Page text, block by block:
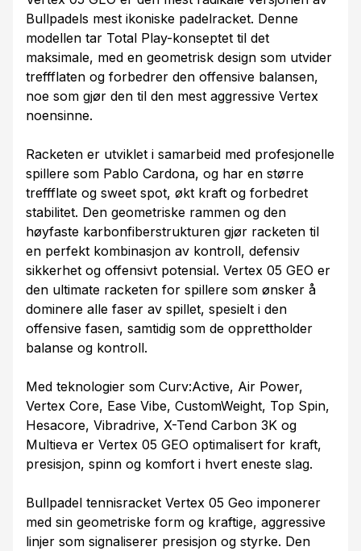
Bullpadels mest ikoniske padelracket. Denne
modellen tar Total Play-konseptet til det
maksimale, med en geometrisk design som utvider
treffflaten og forbedrer den offensive balansen,
noe som gjør den til den mest aggressive Vertex
noensinne.
Racketen er utviklet i samarbeid med profesjonelle
spillere som Pablo Cardona, og har en større
treffflate og sweet spot, økt kraft og forbedret
stabilitet. Den geometriske rammen og den
høyfaste karbonfiberstrukturen gjør racketen til
en perfekt kombinasjon av kontroll, defensiv
sikkerhet og offensivt potensial. Vertex 05 GEO er
den ultimate racketen for spillere som ønsker å
dominere alle faser av spillet, spesielt i den
offensive fasen, samtidig som de opprettholder
balanse og kontroll.
Med teknologier som Curv:Active, Air Power,
Vertex Core, Ease Vibe, CustomWeight, Top Spin,
Hesacore, Vibradrive, X-Tend Carbon 3K og
Multieva er Vertex 05 GEO optimalisert for kraft,
presisjon, spinn og komfort i hvert eneste slag.
Bullpadel tennisracket Vertex 05 Geo imponerer
med sin geometriske form og kraftige, aggressive
linjer som signaliserer presisjon og styrke. Den